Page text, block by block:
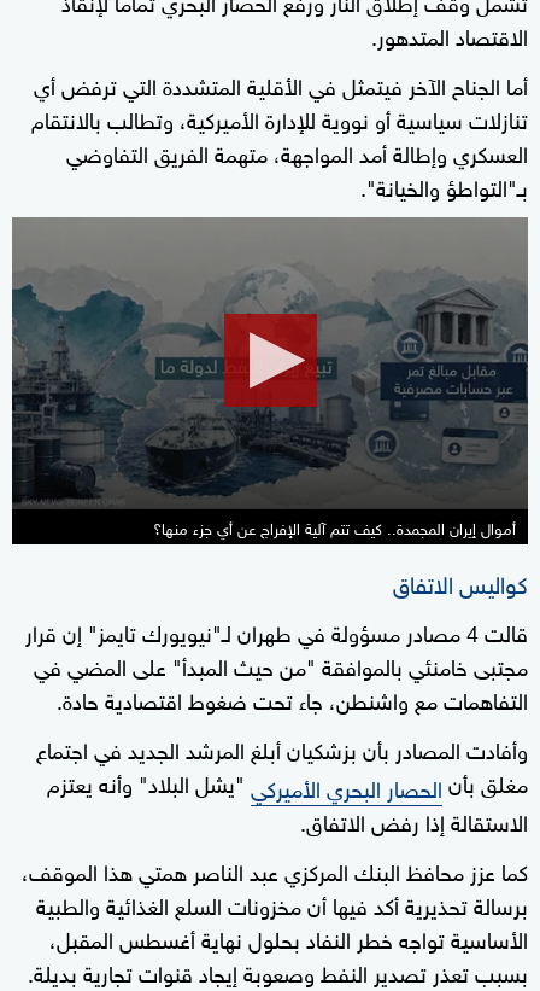
الاقتصاد المتدهور.
أما الجناح الآخر فيتمثل في الأقلية المتشددة التي ترفض أي
تنازلات سياسية أو نووية للإدارة الأميركية، وتطالب بالانتقام
العسكري وإطالة أمد المواجهة، متهمة الفريق التفاوضي
بـ"التواطؤ والخيانة".
of
2
minutes,
15
seconds
أموال إيران المجمدة.. كيف تتم آلية الإفراج عن أي جزء منها؟
كواليس الاتفاق
قالت 4 مصادر مسؤولة في طهران لـ"نيويورك تايمز" إن قرار
مجتبى خامنئي بالموافقة "من حيث المبدأ" على المضي في
التفاهمات مع واشنطن، جاء تحت ضغوط اقتصادية حادة.
وأفادت المصادر بأن بزشكيان أبلغ المرشد الجديد في اجتماع
مغلق بأنالحصار البحري الأميركي "يشل البلاد" وأنه يعتزم
الاستقالة إذا رفض الاتفاق.
كما عزز محافظ البنك المركزي عبد الناصر همتي هذا الموقف،
برسالة تحذيرية أكد فيها أن مخزونات السلع الغذائية والطبية
الأساسية تواجه خطر النفاد بحلول نهاية أغسطس المقبل،
بسبب تعذر تصدير النفط وصعوبة إيجاد قنوات تجارية بديلة.